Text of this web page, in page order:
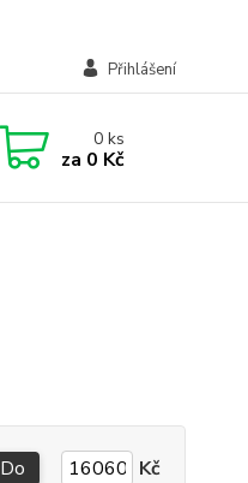
Přihlášení
0ks
za 0 Kč
Do Kč